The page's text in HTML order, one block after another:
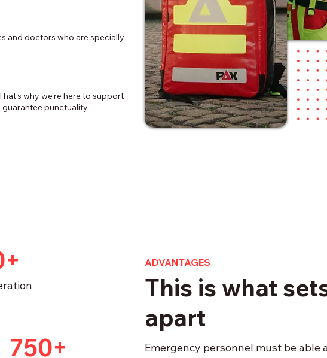
and doctors who are specially
why we’re here to support
punctuality.
750+
ADVANTAGES
This is what
apart
Emergency personnel must be able